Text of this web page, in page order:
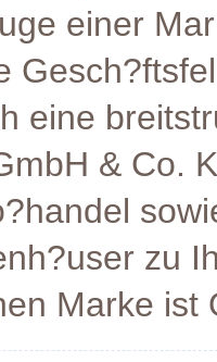
einer
eine
& Co.
zu
Marke